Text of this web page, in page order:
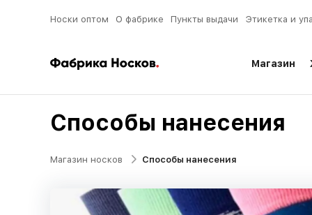
Носки оптом О фабрике Пункты выдачи Этикетка и
Магазин
Способы нанесения
Магазин носков Способы нанесения